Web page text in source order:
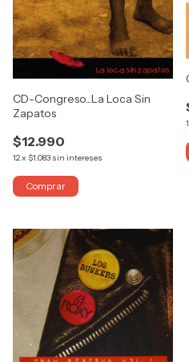
CD-Congreso...La Loca Sin
Zapatos
$12.990
12x $1.083 sin intereses